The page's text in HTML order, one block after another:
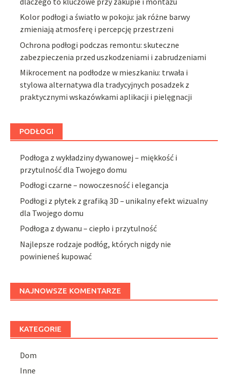
Kolor podłogi a światło w pokoju: jak różne barwy
zmieniają atmosferę i percepcję przestrzeni
Ochrona podłogi podczas remontu: skuteczne
zabezpieczenia przed uszkodzeniami i zabrudzeniami
Mikrocement na podłodze w mieszkaniu: trwała i
stylowa alternatywa dla tradycyjnych posadzek z
praktycznymi wskazówkami aplikacji i pielęgnacji
PODŁOGI
Podłoga z wykładziny dywanowej – miękkość i
przytulność dla Twojego domu
Podłogi czarne – nowoczesność i elegancja
Podłogi z płytek z grafiką 3D – unikalny efekt wizualny
dla Twojego domu
Podłoga z dywanu – ciepło i przytulność
Najlepsze rodzaje podłóg, których nigdy nie
powinieneś kupować
NAJNOWSZE KOMENTARZE
KATEGORIE
Dom
Inne